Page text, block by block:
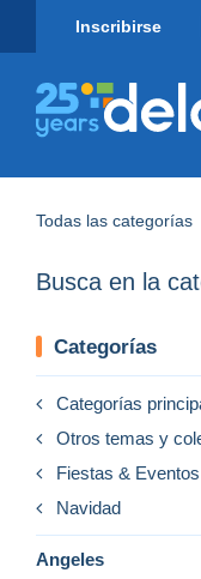
Inscribirse
Todas las categorías
Busca en la
Categorías
Categorías
Otros temas y
Fiestas & Eventos
Navidad
Angeles